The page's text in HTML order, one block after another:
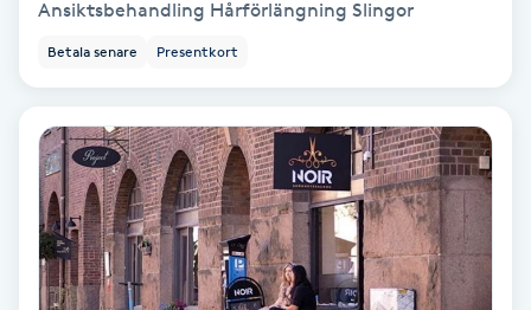
Makeup
Manikyr & Pedikyr
Massage
Ansiktsbehandling Hårförlängning Slingor
Betala senare Presentkort